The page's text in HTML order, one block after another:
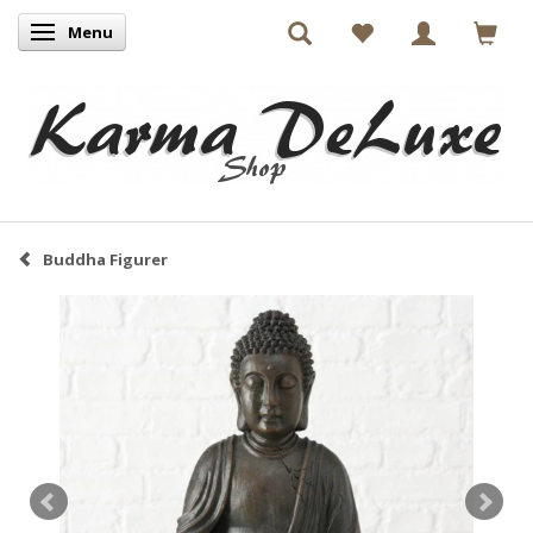
Skifte navigation
Menu
Buddha Figurer